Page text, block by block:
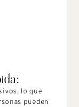
lo que
pueden